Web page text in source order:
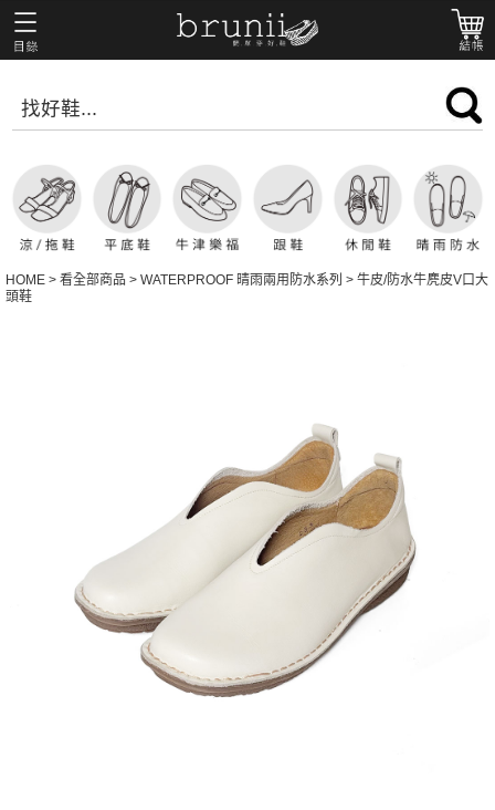
HOME > 看全部商品 > WATERPROOF 晴雨兩用防水系列 > 牛皮/防水牛麂皮V口大
頭鞋